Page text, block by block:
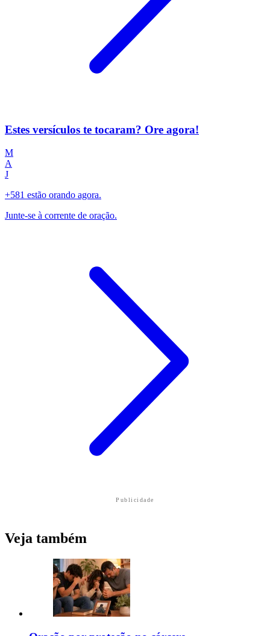
Estes versículos te tocaram? Ore agora!
M
A
J
+581 estão orando agora.
Junte-se à corrente de oração.
Publicidade
Veja também